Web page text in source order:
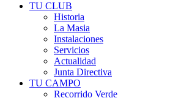
TU CLUB
Historia
La Masia
Instalaciones
Servicios
Actualidad
Junta Directiva
TU CAMPO
Recorrido Verde